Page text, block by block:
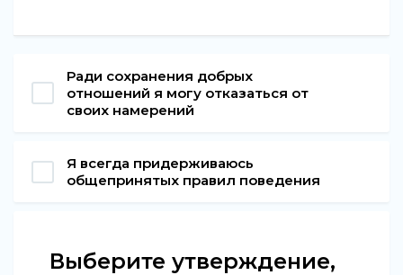
Ради сохранения добрых
отношений я могу отказаться от
своих намерений
Я всегда придерживаюсь
общепринятых правил поведения
Выберите утверждение,